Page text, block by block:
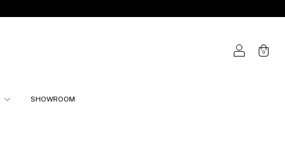
0
SHOWROOM